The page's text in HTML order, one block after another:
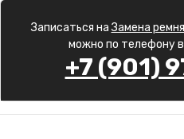
Записаться наЗамена
можно по телефону
+7 (901)